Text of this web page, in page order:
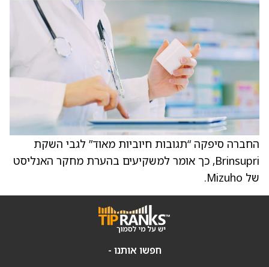
החברה סיפקה “תגובות חיוביות מאוד” לגבי השקת
Brinsupri, כך אומר למשקיעים בהערת מחקר האנליסט
של Mizuho.
חפשו אותנו -